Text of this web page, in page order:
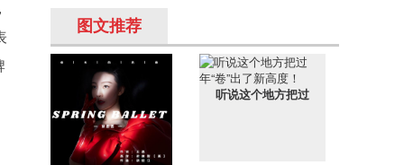
图文推荐
听说这个地方把过